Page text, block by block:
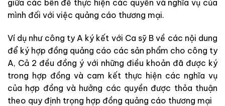
giữa các bên để thực hiện các quyền và nghĩa vụ của
mình đối với việc quảng cáo thương mại.
Ví dụ như công ty A ký kết với Ca sỹ B về các nội dung
để ký hợp đồng quảng cáo các sản phẩm cho công ty
A, Cả 2 đều đồng ý với những điều khoản đã được ký
trong hợp đồng và cam kết thực hiện các nghĩa vụ
của hợp đồng và hưởng các quyền được thỏa thuận
theo quy định trọng hợp đồng quảng cáo thương mại